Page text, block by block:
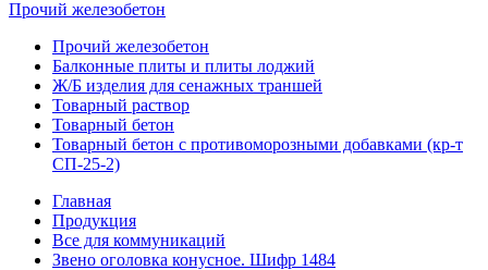
Прочий железобетон
Прочий железобетон
Балконные плиты и плиты лоджий
Ж/Б изделия для сенажных траншей
Товарный раствор
Товарный бетон
Товарный бетон с противоморозными добавками (кр-т
СП-25-2)
Главная
Продукция
Все для коммуникаций
Звено оголовка конусное. Шифр 1484